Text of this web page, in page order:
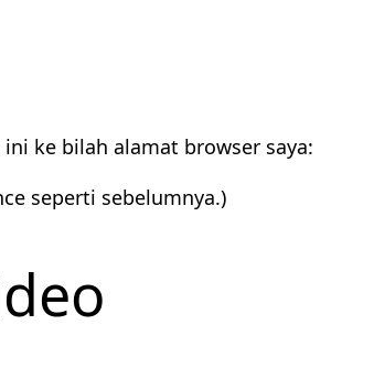
ke bilah alamat browser saya:
seperti sebelumnya.)